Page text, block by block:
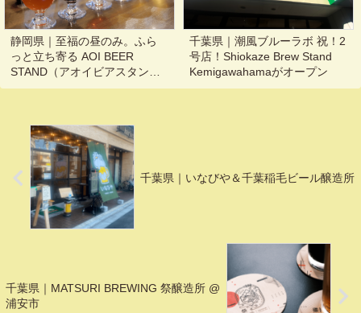
静岡県｜至福の昼のみ。ふら
っと立ち寄る AOI BEER
STAND（アオイビアスタン
ド）
千葉県｜潮風ブルーラボ 祝！2
号店！Shiokaze Brew Stand
Kemigawahamaがオープン
千葉県｜いなびや＆千葉稲毛ビール醸造所
千葉県｜MATSURI BREWING 祭醸造所 @
浦安市